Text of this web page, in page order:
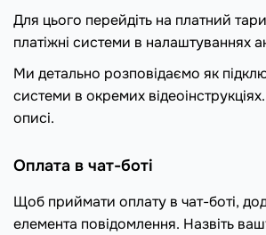
Для цього перейдіть на платний
платіжні системи в налаштуваннях
Ми детально розповідаємо як
системи в окремих
описі.
Оплата в чат-боті
Щоб приймати оплату в чат-боті,
елемента повідомлення. Назвіть